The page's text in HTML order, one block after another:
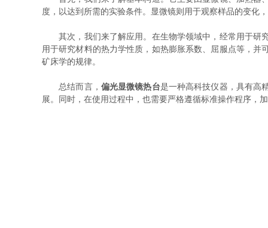
度，以达到所需的实验条件。显微镜则用于观察样品的变化
其次，我们来了解应用。在生物学领域中，经常用于研
用于研究材料的热力学性质，如热膨胀系数、屈服点等，
矿床学的规律。
总结而言， 偏光显微镜热台是一种高科技仪器，具有高
展。同时，在使用过程中，也需要严格遵循标准操作程序，